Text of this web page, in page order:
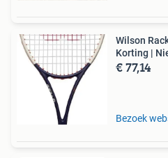
Wilson
Korting |
€ 77,14
Bezoek